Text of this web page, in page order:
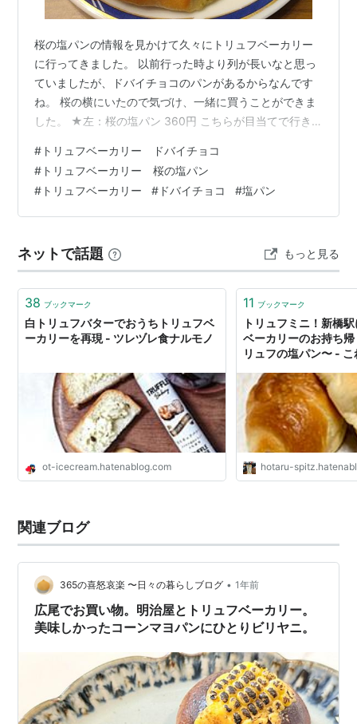
桜の塩パンの情報を見かけて久々にトリュフベーカリー
に行ってきました。 以前行った時より列が長いなと思っ
ていましたが、ドバイチョコのパンがあるからなんです
ね。 桜の横にいたので気づけ、一緒に買うことができま
した。 ★左：桜の塩パン 360円 こちらが目当てで行き
ったので実際の雰囲気はポスターを参考にしてくださ
い。 何年かぶりの発売みたいです。 中にも桜葉が入って
るので結構桜です。 もちもちの生地の塩パンで、桜も楽
しめるのは嬉しい。 白餡はうっすら？食べるとそんなに
る気はしました。 桜花もいいアク…
# トリュフベーカリー ドバイチョコ
# トリュフベーカリー 桜の塩パン
# トリュフベーカリー # ドバイチョコ #塩パン
ネットで話題 もっと見る
38 ブックマーク
白トリュフバターでおうちトリュフベ
ーカリーを再現 - ツレヅレ食ナルモノ
ot-icecream.hatenablog.com
11 ブックマーク
トリュフミニ！新橋
ベーカリーのお持ち
リュフの塩パン〜 -
食べながら痩せるま
功物語である
hotaru-
関連ブログ
365の喜怒哀楽 〜日々の暮らしブログ • 1年前
広尾でお買い物。明治屋とトリュフベーカリー。
美味しかったコーンマヨパンにひとりビリヤニ。